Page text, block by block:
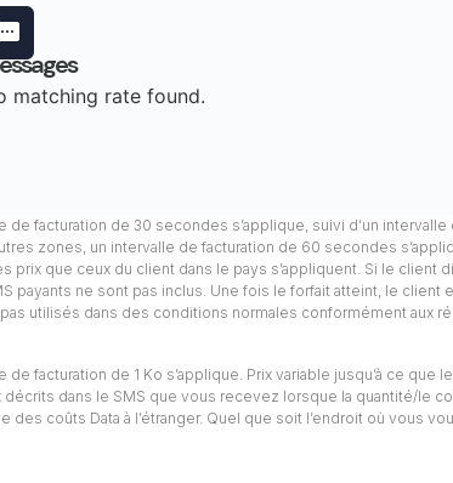
matching rate found.
facturation de 30 secondes s’applique, suivi d’un
zones, un intervalle de facturation de 60 secondes
prix que ceux du client dans le pays s’appliquent. Si le
ne sont pas inclus. Une fois le forfait atteint, le
utilisés dans des conditions normales conformément aux
facturation de 1 Ko s’applique. Prix variable jusqu’à ce
dans le SMS que vous recevez lorsque la quantité/le
coûts Data à l’étranger. Quel que soit l’endroit où vous